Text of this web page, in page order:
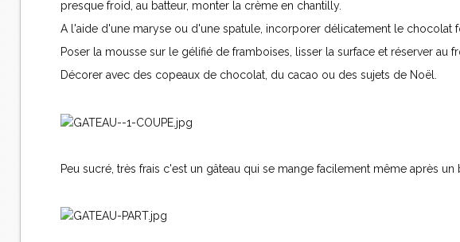
presque froid, au batteur, monter la crème en chantilly.
A l'aide d'une maryse ou d'une spatule, incorporer délicatement le chocolat
Poser la mousse sur le gélifié de framboises, lisser la surface et réserver au
Décorer avec des copeaux de chocolat, du cacao ou des sujets de Noël.
Peu sucré, très frais c'est un gâteau qui se mange facilement même après un